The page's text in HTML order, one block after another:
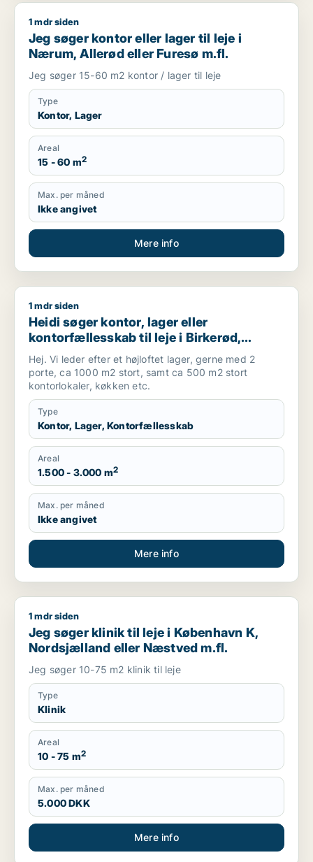
Jeg søger kontor eller lager til leje i Nærum, Allerød eller
1 mdr siden
Jeg søger kontor eller lager til leje i
Nærum, Allerød eller Furesø m.fl.
Jeg søger 15-60 m2 kontor / lager til leje
Type
Kontor, Lager
Areal
15 - 60 m2
Max. per måned
Ikke angivet
Mere info
Heidi søger kontor, lager eller kontorfællesskab til leje i
1 mdr siden
Heidi søger kontor, lager eller
kontorfællesskab til leje i Birkerød,
Furesø eller Slangerup
Hej. Vi leder efter et højloftet lager, gerne med 2
porte, ca 1000 m2 stort, samt ca 500 m2 stort
kontorlokaler, køkken etc.
Type
Kontor, Lager, Kontorfællesskab
Areal
1.500 - 3.000 m2
Max. per måned
Ikke angivet
Mere info
Jeg søger klinik til leje i København K, Nordsjælland eller
1 mdr siden
Jeg søger klinik til leje i København K,
Nordsjælland eller Næstved m.fl.
Jeg søger 10-75 m2 klinik til leje
Type
Klinik
Areal
10 - 75 m2
Max. per måned
5.000 DKK
Mere info